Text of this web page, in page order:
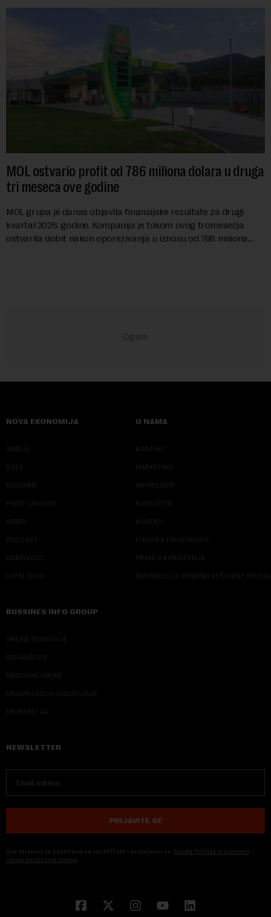
MOL ostvario profit od 786 miliona dolara u druga
tri meseca ove godine
MOL grupa je danas objavila finansijske rezultate za drugi
kvartal 2026. godine. Kompanija je tokom ovog tromesečja
ostvarila dobit nakon oporezivanja u iznosu od 786 miliona
NOVA EKONOMIJA
SRBIJA
SVET
KOLUMNE
PRIČE I ANALIZE
VIDEO
PODCAST
ODRŽIVOST
LEPŠI ŽIVOT
O NAMA
KONTAKT
MARKETING
IMPRESSUM
NJUZLETER
KLIJENTI
POLITIKA PRIVATNOSTI
PRAVILA KORIŠĆENJA
SMERNICE ZA PRIMENU VEŠTAČKE
BUSSINES INFO GROUP
ONLINE EDUKACIJE
IZDAVAŠTVO
MEDIJSKE OBUKE
ORGANIZACIJA DOGADJAJA
EKONOM I JA
NEWSLETTER
PRIJAVITE SE
Ova stranica je zaštićena sa reCAPTCHA i primenjuju se Google Politika privatnosti i
Uslovi korišćenja usluge